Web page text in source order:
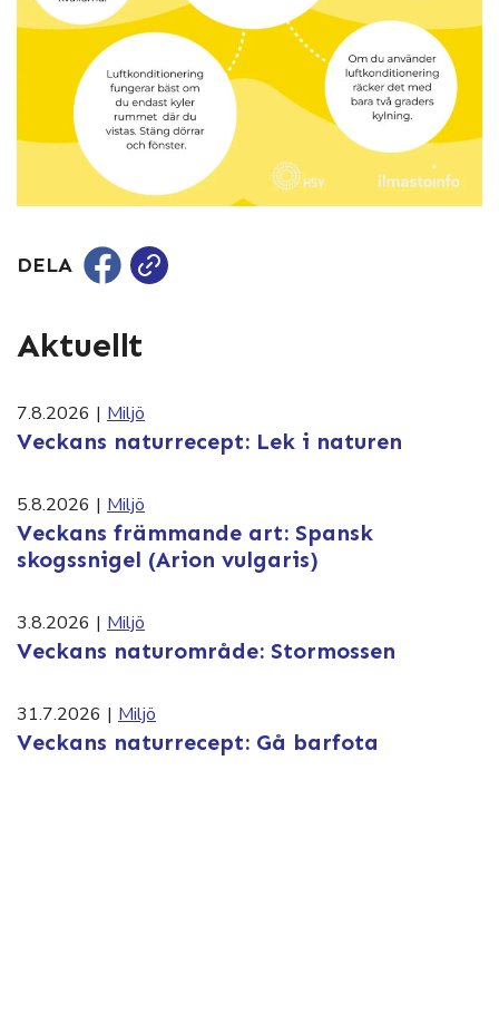
DELA
Aktuellt
7.8.2026 | Miljö
Veckans naturrecept: Lek i naturen
5.8.2026 | Miljö
Veckans främmande art: Spansk
skogssnigel (Arion vulgaris)
3.8.2026 | Miljö
Veckans naturområde: Stormossen
31.7.2026 | Miljö
Veckans naturrecept: Gå barfota